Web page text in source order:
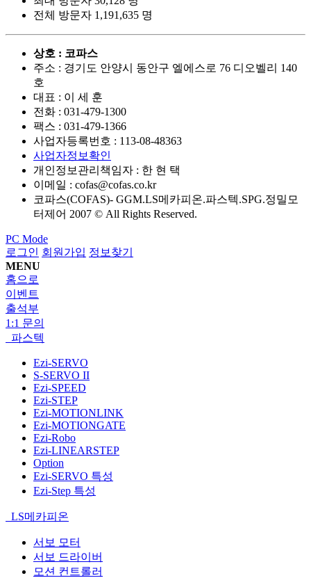
전체 방문자 1,191,635 명
상호 : 코파스
주소 : 경기도 안양시 동안구 엘에스로 76 디오벨리 140
호
대표 : 이 세 훈
전화 : 031-479-1300
팩스 : 031-479-1366
사업자등록번호 : 113-08-48363
사업자정보확인
개인정보관리책임자 : 한 현 택
이메일 : cofas@cofas.co.kr
코파스(COFAS)- GGM.LS메카피온.파스텍.SPG.정밀모
터제어 2007 © All Rights Reserved.
PC Mode
로그인 회원가입 정보찾기
MENU
홈으로
이벤트
출석부
1:1 문의
파스텍
Ezi-SERVO
S-SERVO II
Ezi-SPEED
Ezi-STEP
Ezi-MOTIONLINK
Ezi-MOTIONGATE
Ezi-Robo
Ezi-LINEARSTEP
Option
Ezi-SERVO 특성
Ezi-Step 특성
LS메카피온
서보 모터
서보 드라이버
모션 컨트롤러